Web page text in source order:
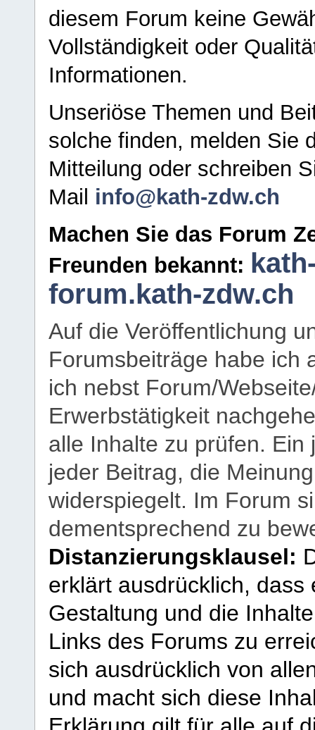
diesem Forum keine
Vollständigkeit oder
Informationen.
Unseriöse Themen und
solche finden, melden Sie
Mitteilung oder schreiben
Mail info@kath-zdw.ch
Machen Sie das Forum
Freunden bekannt:
forum.kath-zdw.ch
Auf die Veröffentlichung
Forumsbeiträge habe ich
ich nebst Forum/
Erwerbstätigkeit
alle Inhalte zu prüfen.
jeder Beitrag, die
widerspiegelt. Im Forum
dementsprechend zu
Distanzierungsklausel:
erklärt ausdrücklich,
Gestaltung und die
Links des Forums zu
sich ausdrücklich von
und macht sich diese